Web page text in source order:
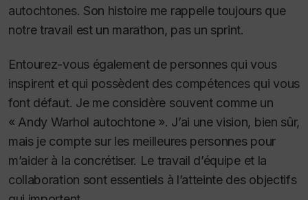
autochtones. Son histoire me rappelle toujours que
notre travail est un marathon, pas un sprint.
Entourez-vous également de personnes qui vous
inspirent et qui possèdent des compétences qui vous
font défaut. Je me considère souvent comme un
« Andy Warhol autochtone ». J’ai une vision, bien sûr,
mais je compte sur les meilleures personnes pour
m’aider à la concrétiser. Le travail d’équipe et la
collaboration sont essentiels à l’atteinte des objectifs